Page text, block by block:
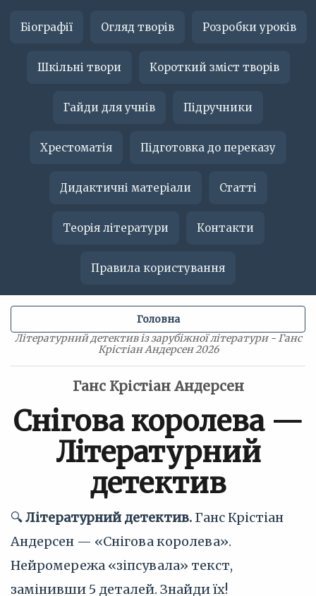
Біографії Огляд творів Розробки уроків
Шкільні твори Короткий зміст творів
Гайди для учнів Підручники
Хрестоматія Підготовка до переказу
Дидактичні матеріали Статті
Теорія літератури Контакти
Правила користування
Літературний детектив із зарубіжної літератури - Ганс
Крістіан Андерсен 2026
Головна
Ганс Крістіан Андерсен
Снігова королева —
Літературний
детектив
🔍Літературний детектив. Ганс Крістіан
Андерсен — «Снігова королева».
Нейромережа «зіпсувала» текст,
замінивши 5 деталей. Знайди їх!